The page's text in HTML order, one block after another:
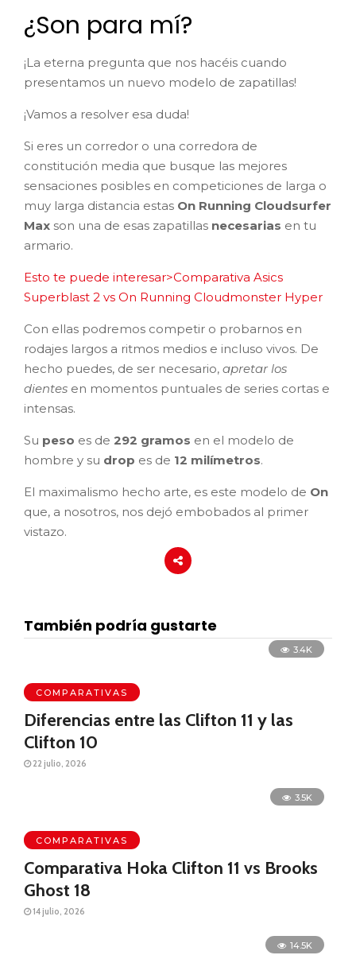
¿Son para mí?
¡La eterna pregunta que nos hacéis cuando
presentamos un nuevo modelo de zapatillas!
¡Vamos a resolver esa duda!
Si eres un corredor o una corredora de
constitución media que busque las mejores
sensaciones posibles en competiciones de larga o
muy larga distancia estas On Running Cloudsurfer
Max son una de esas zapatillas necesarias en tu
armario.
Esto te puede interesar>Comparativa Asics
Superblast 2 vs On Running Cloudmonster Hyper
Con ellas podremos competir o probarnos en
rodajes largos a ritmos medios e incluso vivos. De
hecho puedes, de ser necesario, apretar los
dientes en momentos puntuales de series cortas e
intensas.
Su peso es de 292 gramos en el modelo de
hombre y su drop es de 12 milímetros.
El maximalismo hecho arte, es este modelo de On
que, a nosotros, nos dejó embobados al primer
vistazo.
También podría gustarte
3.4K
COMPARATIVAS
Diferencias entre las Clifton 11 y las
Clifton 10
22 julio, 2026
3.5K
COMPARATIVAS
Comparativa Hoka Clifton 11 vs Brooks
Ghost 18
14 julio, 2026
14.5K